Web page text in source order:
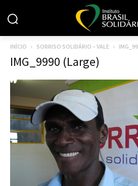
INÍCIO SORRISO SOLIDÁRIO – VALE
IMG_9990 (Large)